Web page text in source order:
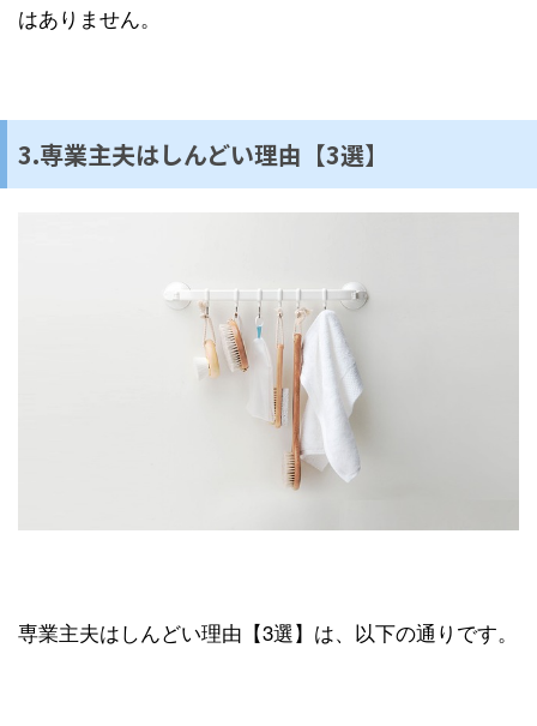
はありません。
3.専業主夫はしんどい理由【3選】
専業主夫はしんどい理由【3選】は、以下の通りです。